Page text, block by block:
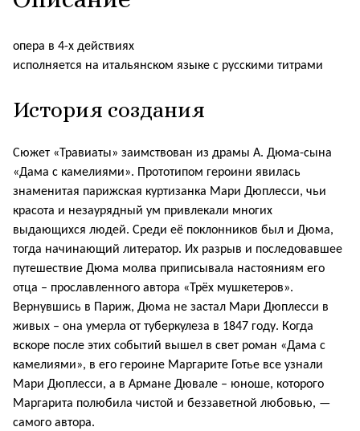
опера в 4-х действиях
исполняется на итальянском языке с русскими титрами
История создания
Сюжет «Травиаты» заимствован из драмы А. Дюма-сына
«Дама с камелиями». Прототипом героини явилась
знаменитая парижская куртизанка Мари Дюплесси, чьи
красота и незаурядный ум привлекали многих
выдающихся людей. Среди её поклонников был и Дюма,
тогда начинающий литератор. Их разрыв и последовавшее
путешествие Дюма молва приписывала настояниям его
отца – прославленного автора «Трёх мушкетеров».
Вернувшись в Париж, Дюма не застал Мари Дюплесси в
живых – она умерла от туберкулеза в 1847 году. Когда
вскоре после этих событий вышел в свет роман «Дама с
камелиями», в его героине Маргарите Готье все узнали
Мари Дюплесси, а в Армане Дювале – юноше, которого
Маргарита полюбила чистой и беззаветной любовью, —
самого автора.